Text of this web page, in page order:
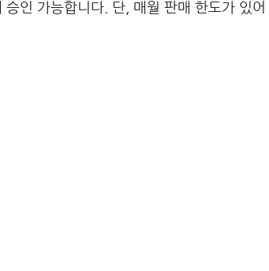
인 가능합니다. 단, 매월 판매 한도가 있어